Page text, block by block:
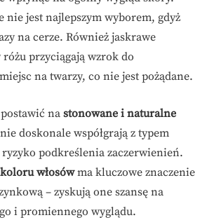
nie jest najlepszym wyborem, gdyż
na cerze. Również jaskrawe
przyciągają wzrok do
na twarzy, co nie jest pożądane.
na stonowane i naturalne
doskonale współgrają z typem
podkreślenia zaczerwienień.
włosówma kluczowe znaczenie
– zyskują one szansę na
i promiennego wyglądu.